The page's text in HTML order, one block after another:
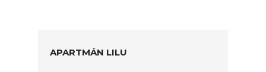
APARTMÁN LILU